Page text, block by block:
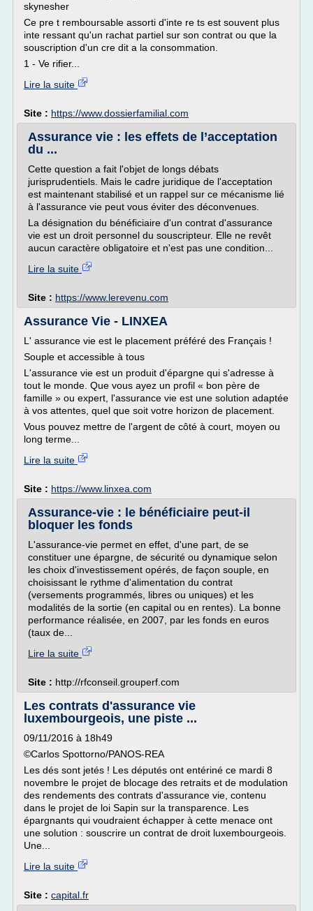
skynesher
Ce pre t remboursable assorti d'inte re ts est souvent plus
inte ressant qu'un rachat partiel sur son contrat ou que la
souscription d'un cre dit a la consommation.
1 - Ve rifier...
Lire la suite
Site : https://www.dossierfamilial.com
Assurance vie : les effets de l’acceptation
du ...
Cette question a fait l'objet de longs débats
jurisprudentiels. Mais le cadre juridique de l'acceptation
est maintenant stabilisé et un rappel sur ce mécanisme lié
à l'assurance vie peut vous éviter des déconvenues.
La désignation du bénéficiaire d'un contrat d'assurance
vie est un droit personnel du souscripteur. Elle ne revêt
aucun caractère obligatoire et n'est pas une condition...
Lire la suite
Site : https://www.lerevenu.com
Assurance Vie - LINXEA
L' assurance vie est le placement préféré des Français !
Souple et accessible à tous
L'assurance vie est un produit d'épargne qui s'adresse à
tout le monde. Que vous ayez un profil « bon père de
famille » ou expert, l'assurance vie est une solution adaptée
à vos attentes, quel que soit votre horizon de placement.
Vous pouvez mettre de l'argent de côté à court, moyen ou
long terme...
Lire la suite
Site : https://www.linxea.com
Assurance-vie : le bénéficiaire peut-il
bloquer les fonds
L'assurance-vie permet en effet, d'une part, de se
constituer une épargne, de sécurité ou dynamique selon
les choix d'investissement opérés, de façon souple, en
choisissant le rythme d'alimentation du contrat
(versements programmés, libres ou uniques) et les
modalités de la sortie (en capital ou en rentes). La bonne
performance réalisée, en 2007, par les fonds en euros
(taux de...
Lire la suite
Site : http://rfconseil.grouperf.com
Les contrats d'assurance vie
luxembourgeois, une piste ...
09/11/2016 à 18h49
©Carlos Spottorno/PANOS-REA
Les dés sont jetés ! Les députés ont entériné ce mardi 8
novembre le projet de blocage des retraits et de modulation
des rendements des contrats d'assurance vie, contenu
dans le projet de loi Sapin sur la transparence. Les
épargnants qui voudraient échapper à cette menace ont
une solution : souscrire un contrat de droit luxembourgeois.
Une...
Lire la suite
Site : capital.fr